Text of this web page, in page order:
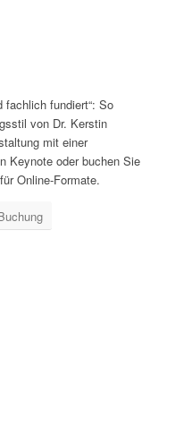
fachlich fundiert“: So
von Dr. Kerstin
mit einer
Keynote oder buchen Sie
Online-Formate.